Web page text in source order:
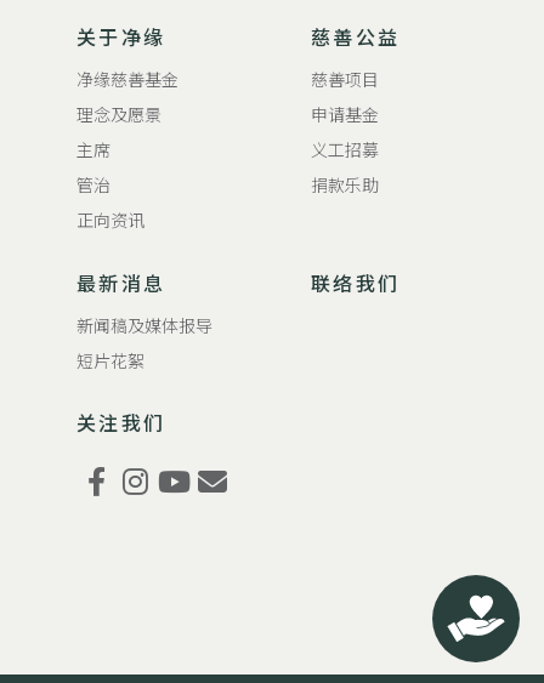
关于净缘
净缘慈善基金
理念及愿景
主席
管治
正向资讯
慈善公益
慈善项目
申请基金
义工招募
捐款乐助
最新消息
新闻稿及媒体报导
短片花絮
联络我们
关注我们